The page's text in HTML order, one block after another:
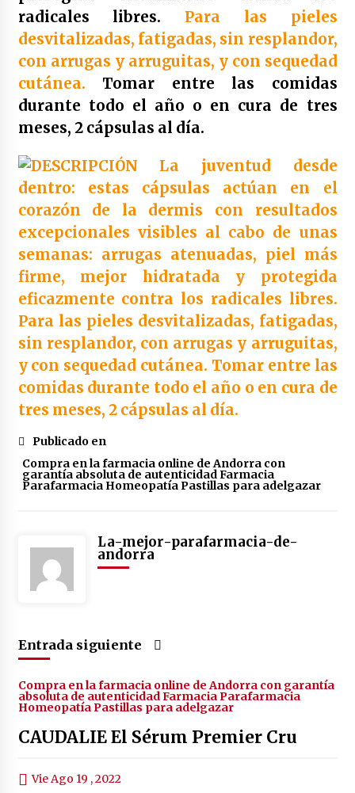
Bexident fresh breath colutorio 500ml
4 años atrás
Yotuel farma vitamina b5 dentifrico 50ml
4 años atrás
Yotuel farma vit. b5 dentifrico 50ml x2 unidades
4 años atrás
Yotuel all in one dentifrico 75ml
4 años atrás
radicales libres. Para las pieles
desvitalizadas, fatigadas, sin resplandor,
con arrugas y arruguitas, y con sequedad
cutánea. Tomar entre las comidas
durante todo el año o en cura de tres
meses, 2 cápsulas al día.
Publicado en
Compra en la farmacia online de Andorra con
garantía absoluta de autenticidad Farmacia
Parafarmacia Homeopatía Pastillas para adelgazar
La-mejor-parafarmacia-de-
andorra
Entrada siguiente
Compra en la farmacia online de Andorra con garantía
absoluta de autenticidad Farmacia Parafarmacia
Homeopatía Pastillas para adelgazar
CAUDALIE El Sérum Premier Cru
Vie Ago 19 , 2022